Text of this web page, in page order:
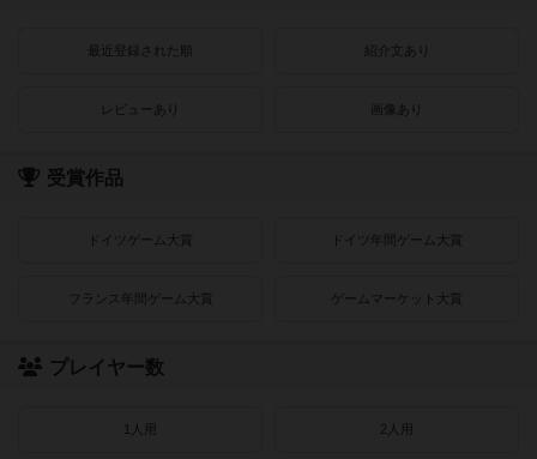
最近登録された順 紹介文あり
レビューあり 画像あり
受賞作品
ドイツゲーム大賞 ドイツ年間ゲーム大賞
フランス年間ゲーム大賞 ゲームマーケット大賞
プレイヤー数
1人用 2人用